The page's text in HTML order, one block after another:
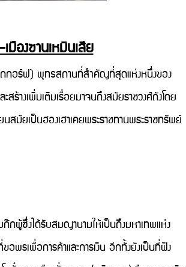
มืองซานเหมินเสีย
กอร์ฟ) พุทธสถานที่สำคัญที่สุดแห่งหนึ่งของ
ร้างเพิ่มเติมเรื่อยมาจนถึงสมัยราชวงศ์ถังโดย
สมัยเป็นฮองเฮาเคยพระราชทานพระราชทรัพย์
ผู้ซึ่งได้รับสมญานามให้เป็นถึงมหาเทพแห่ง
รเพื่อการค้าและการเงิน อีกทั้งยังเป็นที่ฝัง